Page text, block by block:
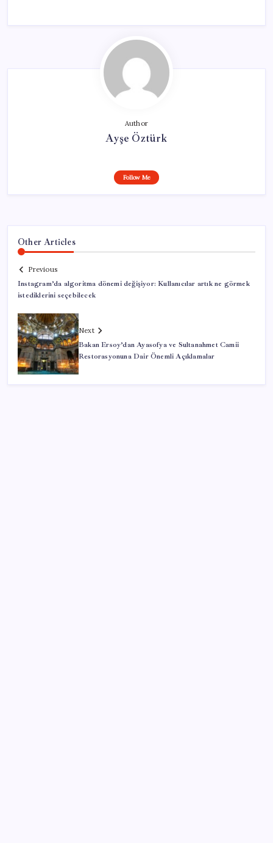
Author
Ayşe Öztürk
Follow Me
Other Articles
Previous
Instagram’da algoritma dönemi değişiyor: Kullanıcılar artık ne görmek
istediklerini seçebilecek
Next
Bakan Ersoy’dan Ayasofya ve Sultanahmet Camii
Restorasyonuna Dair Önemli Açıklamalar